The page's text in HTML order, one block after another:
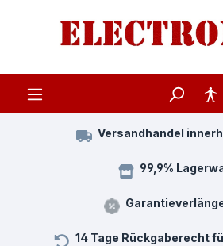
Zum Hauptinhalt springen
Versandhandel
99,9%
14 Tage Rückgaberecht